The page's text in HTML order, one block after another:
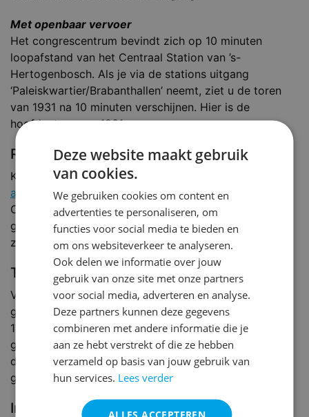
Met openbaar vervoer
Het congrescentrum bevindt zich op 10 minuten
loopafstand van het Centraal Station van ’s-
Hertogenbosch. Als je via de stations uitgang
‘Paleiskwartier/Brabanthallen’ neemt, ziet u de toren
van 1931 na 10 minuten verschijnen. Hier is de
hoofdentree van 1931.
Reis samen naar de VNG Kennisdag
Komt u met de auto?Deel of boek dan een vrije
autostoel!Samen reizen betekent namelijk minder
CO2-uitstoot. Bovendien is het goedkoper én
gezelliger. Hoe precies? Dat bepaal je als bestuurder
zelf via Slinger.Lees er meer over.
Toegankelijkheid
Voor de hoofdingang van 1931 bevinden zich de
gehandicaptenparkeerplaatsen. Vrijwel alle ruimtes in
1931 zijn gelijkvloers en bevinden zich op de begane
grond. Overige ruimtes zijn bereikbaar via een lift. Op
de begane grond bij de hoofdentree is een
gehandicaptentoilet aanwezig.
Inschrijven
Deze website maakt gebruik
van cookies.
We gebruiken cookies om content en
advertenties te personaliseren, om
functies voor social media te bieden en
om ons websiteverkeer te analyseren.
Ook delen we informatie over jouw
gebruik van onze site met onze partners
voor social media, adverteren en analyse.
Deze partners kunnen deze gegevens
combineren met andere informatie die je
aan ze hebt verstrekt of die ze hebben
verzameld op basis van jouw gebruik van
hun services. Lees verder
ALLES ACCEPTEREN